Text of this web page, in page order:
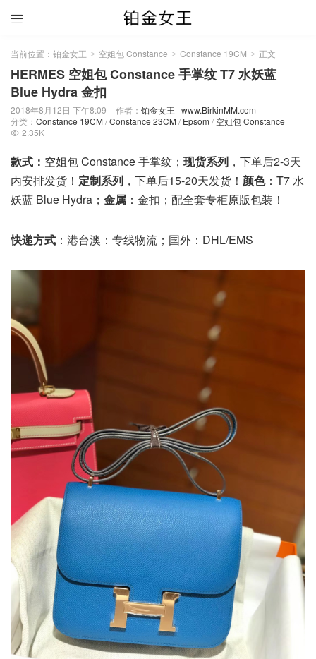

当前位置： 铂金女王 > 空姐包 Constance > Constance 19CM > 正文
HERMES 空姐包 Constance 手掌纹 T7 水妖蓝
Blue Hydra 金扣
2018年8月12日 下午8:09 作者： 铂金女王 | www.BirkinMM.com
分类： Constance 19CM/Constance 23CM/ Epsom / 空姐包 Constance
 2.35K
款式： 空姐包 Constance 手掌纹； 现货系列 ，下单后2-3天
内安排发货！ 定制系列 ，下单后15-20天发货！ 颜色：T7 水
妖蓝 Blue Hydra； 金属 ：金扣；配全套专柜原版包装！
快递方式 ：港台澳：专线物流；国外：DHL/EMS